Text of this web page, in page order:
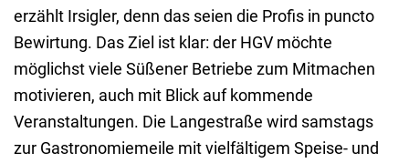
erzählt Irsigler, denn das seien die Profis in puncto
Bewirtung. Das Ziel ist klar: der HGV möchte
möglichst viele Süßener Betriebe zum Mitmachen
motivieren, auch mit Blick auf kommende
Veranstaltungen. Die Langestraße wird samstags
zur Gastronomiemeile mit vielfältigem Speise- und